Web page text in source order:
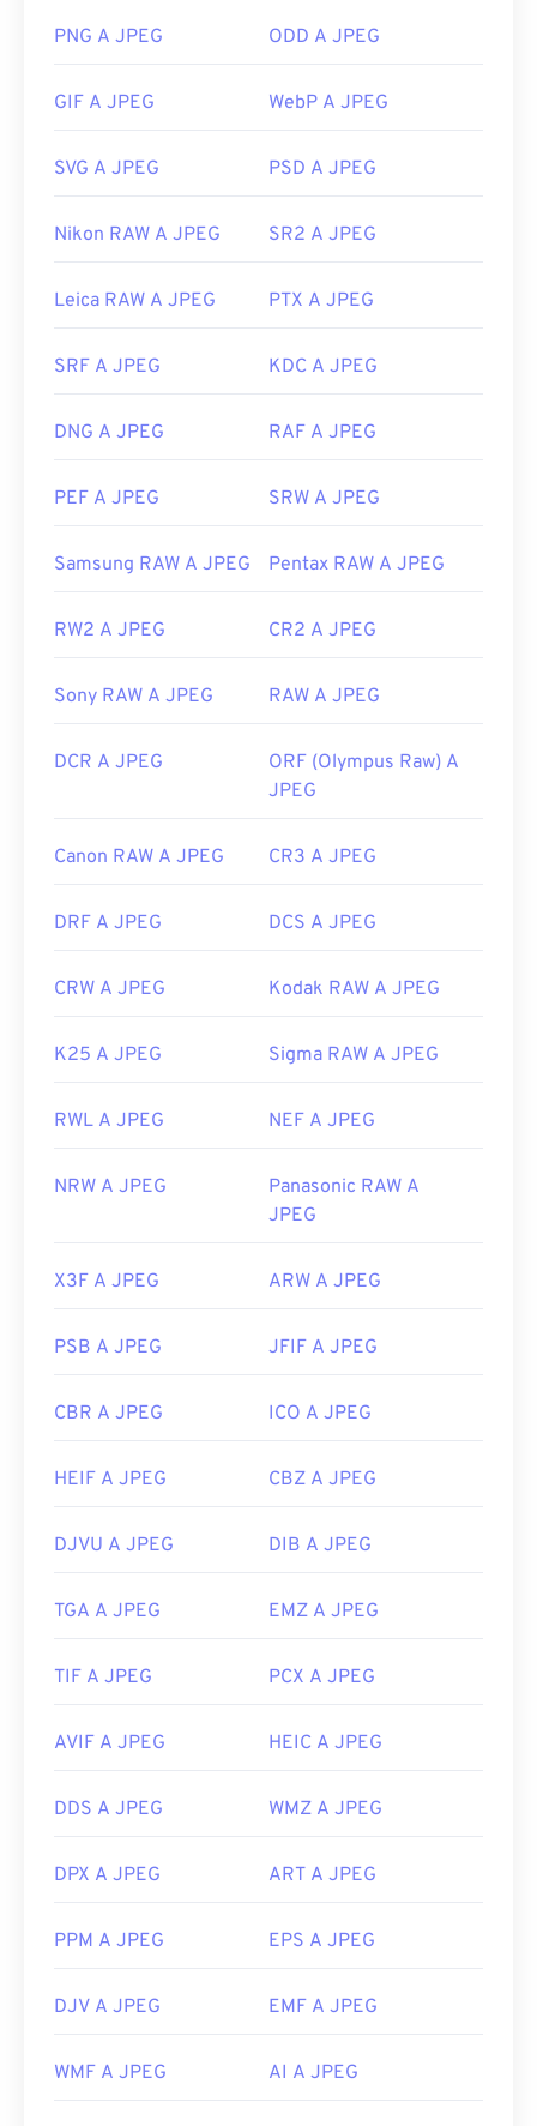
Come aprire un file JPEG?
Quasi tutti i programmi e le applicazioni di
sul file JPEG solitamente lo apre nel visualizzatore
web predefinito. Per selezionare un'applicazione
pulsante destro del mouse e selezionare "Apri con"
I file JPEG si aprono automaticamente sui browser
Microsoft come
Microsoft Foto e sulle applicazioni
Sviluppato da:
Joint Photographic Experts Group
Link utili:
PNG A JPEG ODD A JPEG
GIF A JPEG WebP A JPEG
SVG A JPEG PSD A JPEG
Nikon RAW A JPEG SR2 A JPEG
Leica RAW A JPEG PTX A JPEG
SRF A JPEG KDC A JPEG
DNG A JPEG RAF A JPEG
PEF A JPEG SRW A JPEG
Samsung RAW A JPEG Pentax RAW A JPEG
RW2 A JPEG CR2 A JPEG
Sony RAW A JPEG RAW A JPEG
DCR A JPEG
ORF (Olympus Raw) A
JPEG
Canon RAW A JPEG CR3 A JPEG
DRF A JPEG DCS A JPEG
CRW A JPEG Kodak RAW A JPEG
K25 A JPEG Sigma RAW A JPEG
RWL A JPEG NEF A JPEG
NRW A JPEG
Panasonic RAW A
JPEG
X3F A JPEG ARW A JPEG
PSB A JPEG JFIF A JPEG
CBR A JPEG ICO A JPEG
HEIF A JPEG CBZ A JPEG
DJVU A JPEG DIB A JPEG
TGA A JPEG EMZ A JPEG
TIF A JPEG PCX A JPEG
AVIF A JPEG HEIC A JPEG
DDS A JPEG WMZ A JPEG
DPX A JPEG ART A JPEG
PPM A JPEG EPS A JPEG
DJV A JPEG EMF A JPEG
WMF A JPEG AI A JPEG